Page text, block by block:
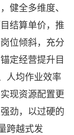
健全多维度、
结算单价，推
位倾斜，充分
定经营提升目
人均作业效率
现资源配置更
劲，以过硬的
跨越式发